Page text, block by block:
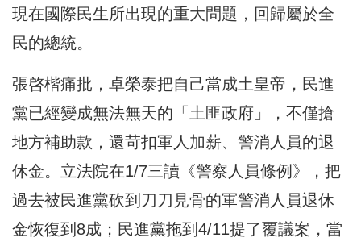
現在國際民生所出現的重大問題，回歸屬於全
民的總統。
張啓楷痛批，卓榮泰把自己當成土皇帝，民進
黨已經變成無法無天的「土匪政府」，不僅搶
地方補助款，還苛扣軍人加薪、警消人員的退
休金。立法院在1/7三讀《警察人員條例》，把
過去被民進黨砍到刀刀見骨的軍警消人員退休
金恢復到8成；民進黨拖到4/11提了覆議案，當